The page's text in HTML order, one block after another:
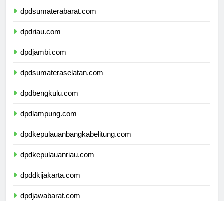
dpdsumaterabarat.com
dpdriau.com
dpdjambi.com
dpdsumateraselatan.com
dpdbengkulu.com
dpdlampung.com
dpdkepulauanbangkabelitung.com
dpdkepulauanriau.com
dpddkijakarta.com
dpdjawabarat.com